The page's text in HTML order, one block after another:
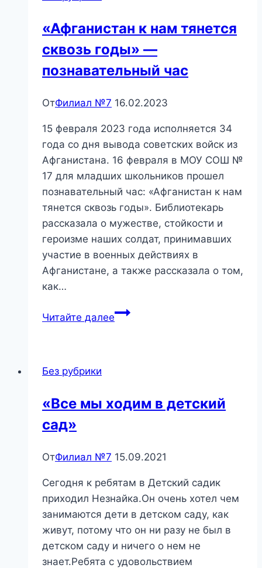
«Афганистан к нам тянется
сквозь годы» —
познавательный час
ОтФилиал №7 16.02.2023
15 февраля 2023 года исполняется 34
года со дня вывода советских войск из
Афганистана. 16 февраля в МОУ СОШ №
17 для младших школьников прошел
познавательный час: «Афганистан к нам
тянется сквозь годы». Библиотекарь
рассказала о мужестве, стойкости и
героизме наших солдат, принимавших
участие в военных действиях в
Афганистане, а также рассказала о том,
как…
Читайте далее«Афганистан
—
Без рубрики
«Все мы ходим в детский
сад»
ОтФилиал №7 15.09.2021
Сегодня к ребятам в Детский садик
приходил Незнайка.Он очень хотел чем
занимаются дети в детском саду, как
живут, потому что он ни разу не был в
детском саду и ничего о нем не
знает.Ребята с удовольствием